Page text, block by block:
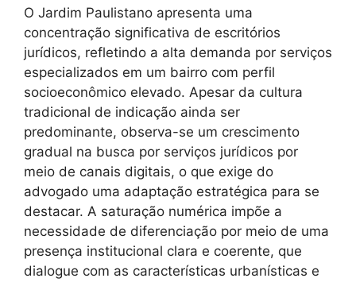
O Jardim Paulistano apresenta uma
concentração significativa de escritórios
jurídicos, refletindo a alta demanda por serviços
especializados em um bairro com perfil
socioeconômico elevado. Apesar da cultura
tradicional de indicação ainda ser
predominante, observa-se um crescimento
gradual na busca por serviços jurídicos por
meio de canais digitais, o que exige do
advogado uma adaptação estratégica para se
destacar. A saturação numérica impõe a
necessidade de diferenciação por meio de uma
presença institucional clara e coerente, que
dialogue com as características urbanísticas e